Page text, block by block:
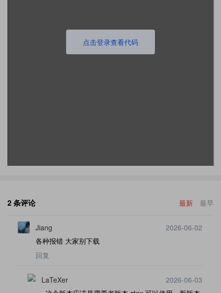
点击登录查看代码
2 条评论 最新 最早
Jiang
2026-06-02
各种报错 大家别下载
回复
LaTeXer
2026-06-03